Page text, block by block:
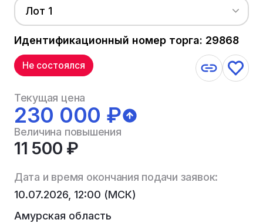
Лот 1
Идентификационный номер торга: 29868
Не состоялся
Текущая цена
230 000 ₽
Величина повышения
11 500 ₽
Дата и время окончания подачи заявок:
10.07.2026, 12:00 (МСК)
Амурская область